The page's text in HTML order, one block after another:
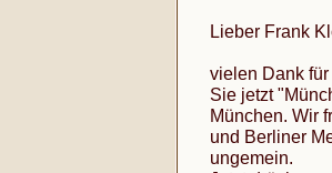
Lieber Frank
vielen Dank
Sie jetzt
München. Wir
und Berliner
ungemein.